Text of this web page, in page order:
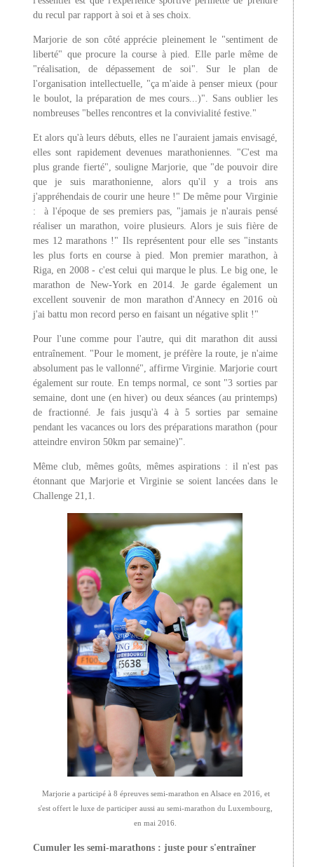
du recul par rapport à soi et à ses choix.
Marjorie de son côté apprécie pleinement le "sentiment de
liberté" que procure la course à pied. Elle parle même de
"réalisation, de dépassement de soi". Sur le plan de
l'organisation intellectuelle, "ça m'aide à penser mieux (pour
le boulot, la préparation de mes cours...)". Sans oublier les
nombreuses "belles rencontres et la convivialité festive."
Et alors qu'à leurs débuts, elles ne l'auraient jamais envisagé,
elles sont rapidement devenues marathoniennes. "C'est ma
plus grande fierté", souligne Marjorie, que "de pouvoir dire
que je suis marathonienne, alors qu'il y a trois ans
j'appréhendais de courir une heure !" De même pour Virginie
: à l'époque de ses premiers pas, "jamais je n'aurais pensé
réaliser un marathon, voire plusieurs. Alors je suis fière de
mes 12 marathons !" Ils représentent pour elle ses "instants
les plus forts en course à pied. Mon premier marathon, à
Riga, en 2008 - c'est celui qui marque le plus. Le big one, le
marathon de New-York en 2014. Je garde également un
excellent souvenir de mon marathon d'Annecy en 2016 où
j'ai battu mon record perso en faisant un négative split !"
Pour l'une comme pour l'autre, qui dit marathon dit aussi
entraînement. "Pour le moment, je préfère la route, je n'aime
absolument pas le vallonné", affirme Virginie. Marjorie court
également sur route. En temps normal, ce sont "3 sorties par
semaine, dont une (en hiver) ou deux séances (au printemps)
de fractionné. Je fais jusqu'à 4 à 5 sorties par semaine
pendant les vacances ou lors des préparations marathon (pour
atteindre environ 50km par semaine)".
Même club, mêmes goûts, mêmes aspirations : il n'est pas
étonnant que Marjorie et Virginie se soient lancées dans le
Challenge 21,1.
Marjorie a participé à 8 épreuves semi-marathon en Alsace en 2016, et
s'est offert le luxe de participer aussi au semi-marathon du Luxembourg,
en mai 2016.
Cumuler les semi-marathons : juste pour s'entraîner